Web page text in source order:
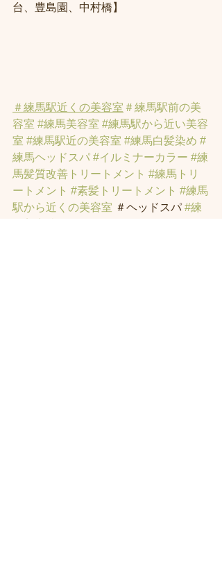
台、豊島園、中村橋】
＃練馬駅近くの美容室 ＃練馬駅前の美
容室 #練馬美容室 #練馬駅から近い美容
室 #練馬駅近の美容室 #練馬白髪染め #
練馬ヘッドスパ #イルミナーカラー #練
馬髪質改善トリートメント #練馬トリ
ートメント #素髪トリートメント #練馬
駅から近くの美容室 ＃ヘッドスパ #練